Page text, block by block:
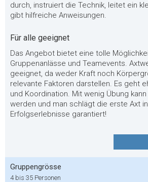
durch, instruiert die Technik, leitet ein
gibt hilfreiche Anweisungen.
Für alle geeignet
Das Angebot bietet eine tolle
Gruppenanlässe und Teamevents.
geeignet, da weder Kraft noch
relevante Faktoren darstellen. Es geht
und Koordination. Mit wenig Übung
werden und man schlägt die erste Axt
Erfolgserlebnisse garantiert!
Gruppengrösse
4 bis 35 Personen